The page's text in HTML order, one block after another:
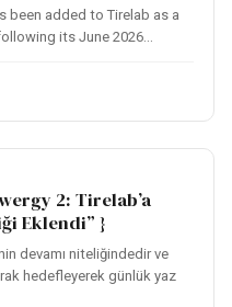
been added to Tirelab as a
its June 2026...
2: Tirelab’a
Eklendi” }
devamı niteliğindedir ve
hedefleyerek günlük yaz